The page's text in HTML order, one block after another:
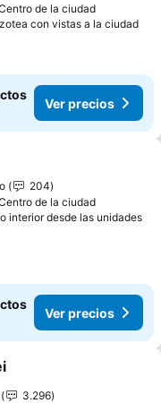
de la ciudad
con vistas a la ciudad
Ver precios
a favoritos
204
de la ciudad
interior desde las unidades
Ver precios
a favoritos
3.296